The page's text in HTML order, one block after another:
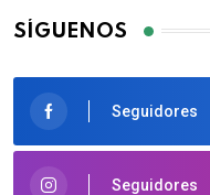
SÍGUENOS
Seguidores
Seguidores